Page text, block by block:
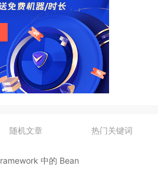
随机文章 热门关键词
中的 Bean